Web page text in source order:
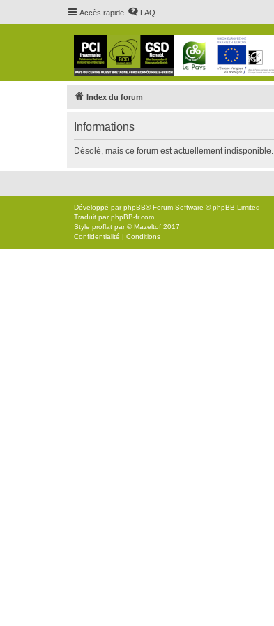
Accès rapide FAQ
Index du forum
Informations
Désolé, mais ce forum est actuellement indisponible.
Développé parphpBB® Forum Software © phpBB Limited
Traduit parphpBB-fr.com
Style proflat par ©Mazeltof 2017
Confidentialité | Conditions